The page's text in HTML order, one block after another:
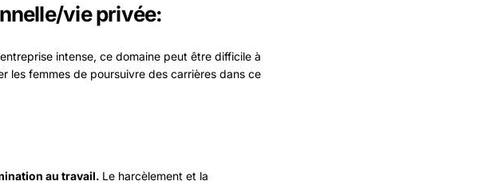
vie privée:
intense, ce domaine peut être difficile à
les femmes de poursuivre des carrières dans ce
au travail. Le harcèlement et la